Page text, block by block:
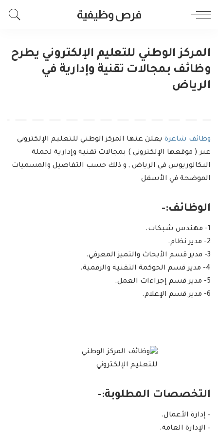
فرص وظيفية
المركز الوطني للتعليم الإلكتروني يطرح
وظائف بمجالات تقنية وإدارية في
الرياض
وظائف شاغرة يعلن عنها المركز الوطني للتعليم الإلكتروني
عبر ( موقعها الإلكتروني ) بمجالات تقنية وإدارية لحملة
البكالوريوس في الرياض , و ذلك حسب التفاصيل والمسميات
الموضحة في الأسفل
الوظائف:-
1- مهندس شبكات.
2- مدير نظام.
3- مدير قسم الأبحاث والتميز المعرفي.
4- مدير قسم الحوكمة التقنية والرقمية.
5- مدير قسم إجراءات العمل.
6- مدير قسم الإعلام.
التخصصات المطلوبة:-
– إدارة الأعمال.
– الإدارة العامة.